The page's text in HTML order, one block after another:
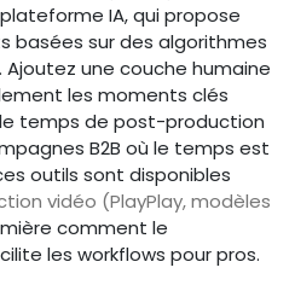
IA, qui propose
basées sur des algorithmes
une couche humaine
les moments clés
temps de post-production
B2B où le temps est
outils sont disponibles
vidéo (PlayPlay, modèles
comment le
les workflows pour pros.